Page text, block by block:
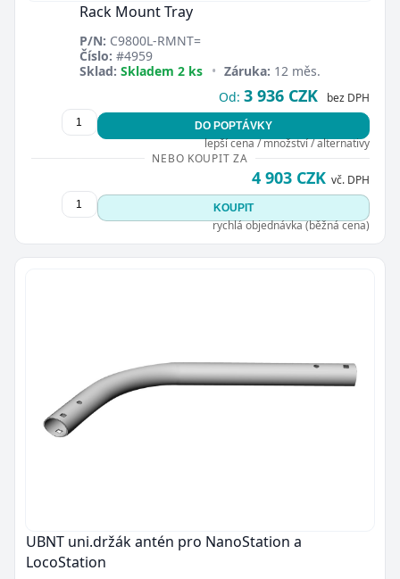
Rack Mount Tray
P/N: C9800L-RMNT=
Číslo: #4959
Sklad: Skladem 2 ks • Záruka: 12 měs.
Od: 3 936 CZK bez DPH
DO POPTÁVKY
lepší cena / množství / alternativy
NEBO KOUPIT ZA
4 903 CZK vč. DPH
KOUPIT
rychlá objednávka (běžná cena)
UBNT uni.držák antén pro NanoStation a
LocoStation